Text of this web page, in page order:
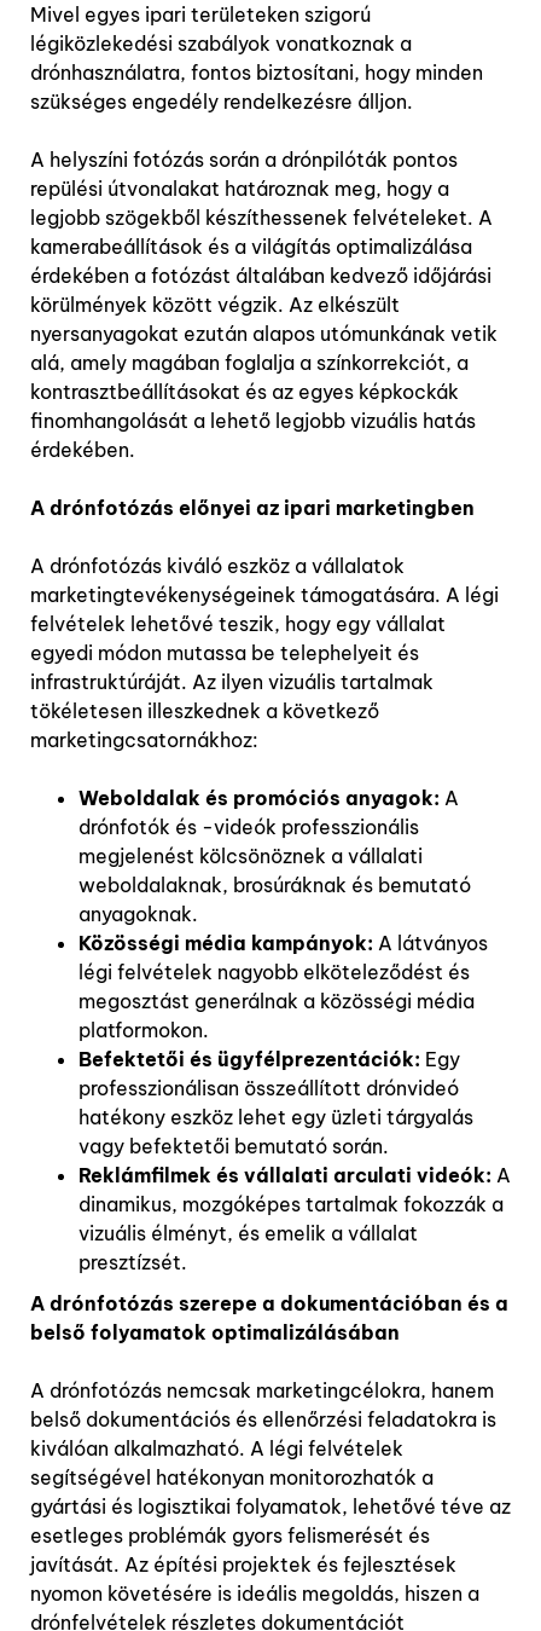
Mivel egyes ipari területeken szigorú
légiközlekedési szabályok vonatkoznak a
drónhasználatra, fontos biztosítani, hogy minden
szükséges engedély rendelkezésre álljon.
A helyszíni fotózás során a drónpilóták pontos
repülési útvonalakat határoznak meg, hogy a
legjobb szögekből készíthessenek felvételeket. A
kamerabeállítások és a világítás optimalizálása
érdekében a fotózást általában kedvező időjárási
körülmények között végzik. Az elkészült
nyersanyagokat ezután alapos utómunkának vetik
alá, amely magában foglalja a színkorrekciót, a
kontrasztbeállításokat és az egyes képkockák
finomhangolását a lehető legjobb vizuális hatás
érdekében.
A drónfotózás előnyei az ipari marketingben
A drónfotózás kiváló eszköz a vállalatok
marketingtevékenységeinek támogatására. A légi
felvételek lehetővé teszik, hogy egy vállalat
egyedi módon mutassa be telephelyeit és
infrastruktúráját. Az ilyen vizuális tartalmak
tökéletesen illeszkednek a következő
marketingcsatornákhoz:
Weboldalak és promóciós anyagok: A
drónfotók és -videók professzionális
megjelenést kölcsönöznek a vállalati
weboldalaknak, brosúráknak és bemutató
anyagoknak.
Közösségi média kampányok: A látványos
légi felvételek nagyobb elköteleződést és
megosztást generálnak a közösségi média
platformokon.
Befektetői és ügyfélprezentációk: Egy
professzionálisan összeállított drónvideó
hatékony eszköz lehet egy üzleti tárgyalás
vagy befektetői bemutató során.
Reklámfilmek és vállalati arculati videók: A
dinamikus, mozgóképes tartalmak fokozzák a
vizuális élményt, és emelik a vállalat
presztízsét.
A drónfotózás szerepe a dokumentációban és a
belső folyamatok optimalizálásában
A drónfotózás nemcsak marketingcélokra, hanem
belső dokumentációs és ellenőrzési feladatokra is
kiválóan alkalmazható. A légi felvételek
segítségével hatékonyan monitorozhatók a
gyártási és logisztikai folyamatok, lehetővé téve az
esetleges problémák gyors felismerését és
javítását. Az építési projektek és fejlesztések
nyomon követésére is ideális megoldás, hiszen a
drónfelvételek részletes dokumentációt